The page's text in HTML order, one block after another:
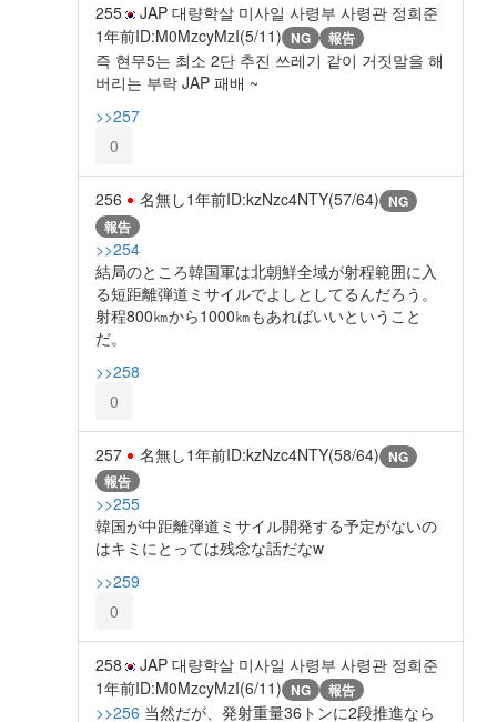
255
JAP 대량학살 미사일 사령부 사령관 정희준
1年前ID:M0MzcyMzI(5/11) NG 報告
즉 현무5는 최소 2단 추진 쓰레기 같이 거짓말을 해
버리는 부락 JAP 패배 ~
>>257
0
256 名無し1年前ID:kzNzc4NTY(57/64) NG
報告
>>254
結局のところ韓国軍は北朝鮮全域が射程範囲に入
る短距離弾道ミサイルでよしとしてるんだろう。
射程800㎞から1000㎞もあればいいということ
だ。
>>258
0
257 名無し1年前ID:kzNzc4NTY(58/64) NG
報告
>>255
韓国が中距離弾道ミサイル開発する予定がないの
はキミにとっては残念な話だなw
>>259
0
258
JAP 대량학살 미사일 사령부 사령관 정희준
1年前ID:M0MzcyMzI(6/11) NG 報告
>>256 当然だが、発射重量36トンに2段推進なら